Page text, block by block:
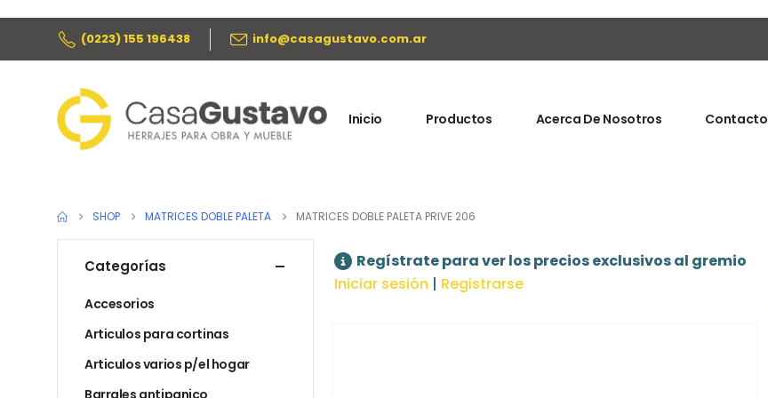
(0223) 155 196438 info@casagustavo.com.ar
Inicio Productos Acerca De Nosotros Contacto
SHOP MATRICES DOBLE PALETA MATRICES DOBLE PALETA PRIVE 206
Regístrate para ver los precios exclusivos al gremio
Iniciar sesión | Registrarse
Categorías
Accesorios
Articulos para cortinas
Articulos varios p/el hogar
Barrales antipanico